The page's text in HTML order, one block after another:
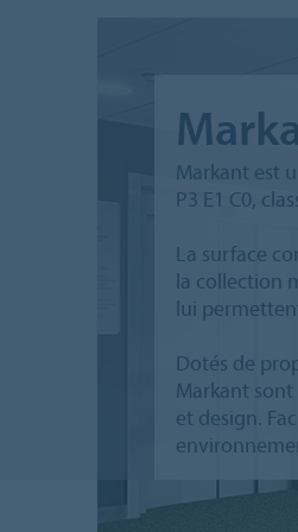
Markant est
P3 E1 C0,
La surface
la collection
lui
Dotés de
Markant
et design.